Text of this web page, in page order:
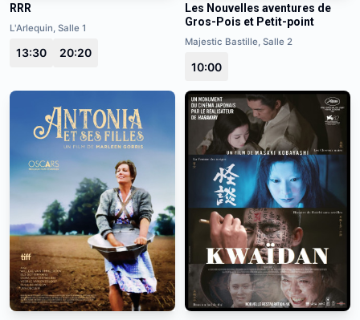
RRR
L'Arlequin, Salle 1
13:30 20:20
Les Nouvelles aventures de
Gros-Pois et Petit-point
Majestic Bastille, Salle 2
10:00